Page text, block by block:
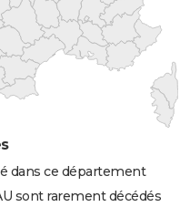
dans ce département
sont rarement décédés